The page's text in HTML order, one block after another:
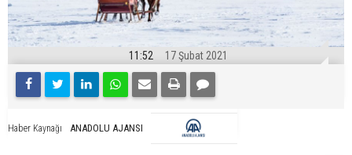
11:52 17 Şubat 2021
Haber Kaynağı ANADOLU AJANSI